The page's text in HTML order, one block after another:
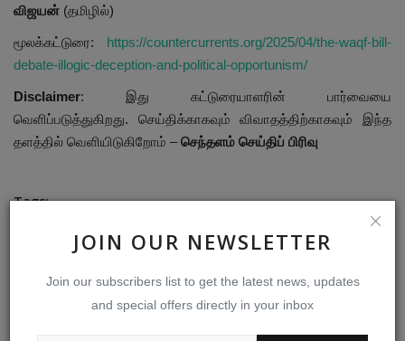
JOIN OUR NEWSLETTER
Join our subscribers list to get the latest news, updates
and special offers directly in your inbox
விஜயன் (தமிழில்)
மூலக்கட்டுரை: https://countercurrents.org/2025/04/the-waqf-bill-
debate-illogic-deception-and-political-opportunism/
Disclaimer: இது கட்டுரையாளரின் பார்வையை
வெளிப்படுத்துகிறது. செய்திக்காகவும் விவாதத்திற்காகவும் இந்த
தளத்தில் வெளியிடுகிறோம் –செந்தளம் செய்திப் பிரிவு
Tags: